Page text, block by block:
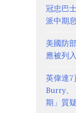
冠忠巴
派中期
美國防
應被列
英偉達
Burry、
期」質疑